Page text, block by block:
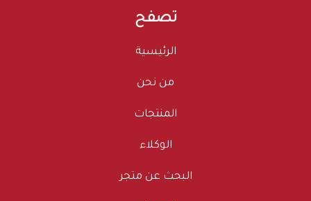
تصفح
الرئيسية
من نحن
المنتجات
الوكلاء
البحث عن متجر